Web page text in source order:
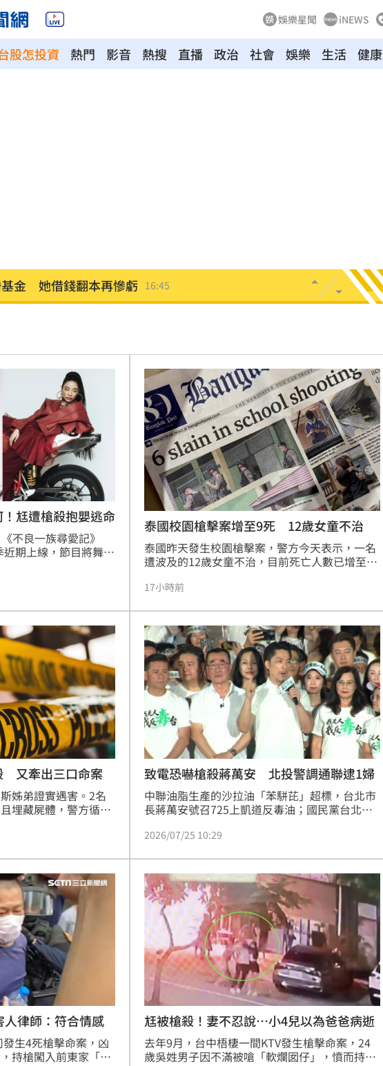
娛樂星聞 iNEWS
股怎投資 熱門 影音 熱搜 直播 政治 社會 娛樂 生活 健康
金 她借錢翻本再慘虧 16:45
有人洗腦不科學概念 16:38
車手！檢起訴書寫金句 16:36
小時」 影響範圍曝光 16:32
1.1兆 藍營反問這句 16:32
林炳生病逝 業界追憶 16:31
病 曝等待結果超忐忑
電影衍生劇被迫喊停 16:29
身 鬼月17禁忌一次看 16:23
綠委酸：講出心裡話 16:20
嗆擋路 沈伯洋回應了 16:15
砲兵實施要域火殲演練 16:15
20:31
播 15:27
「頂奢大道」逐漸成形 12:00
樂千萬頭獎超「爸」氣 12:00
」職涯論壇9/12登場！ 10:30
7s掀足球熱潮 10:00
海追星吃美食！
！尪遭槍殺抱嬰逃命
不良一族尋愛記》
近期上線，節目將舞台
更找來有「日本嘻哈
生經歷，包括丈夫頻
外界關注。
泰國校園槍擊案增至9死 12歲女童不治
泰國昨天發生校園槍擊案，警方今天表示，一名
遭波及的12歲女童不治，目前死亡人數已增至9
17小時前
又牽出三口命案
姊弟證實遇害。2名
埋藏屍體，警方循線
涉案嫌犯。總理阿
致電恐嚇槍殺蔣萬安 北投警調通聯逮1婦
中聯油脂生產的沙拉油「苯駢芘」超標，台北市
長蔣萬安號召725上凱道反毒油；國民黨台北市
息，對方聲稱要在大會現場當眾槍殺她與蔣萬
局表示，警方循線鎖定1名吳姓婦人涉有重嫌，
已通知她在晚間9時到案說明。
2026/07/25 10:29
律師：符合情感
生4死槍擊命案，凶
持槍闖入前東家「行
尪被槍殺！妻不忍說…小4兒以為爸爸病逝
去年9月，台中梧棲一間KTV發生槍擊命案，24
歲吳姓男子因不滿被嗆「軟爛囡仔」，憤而持槍